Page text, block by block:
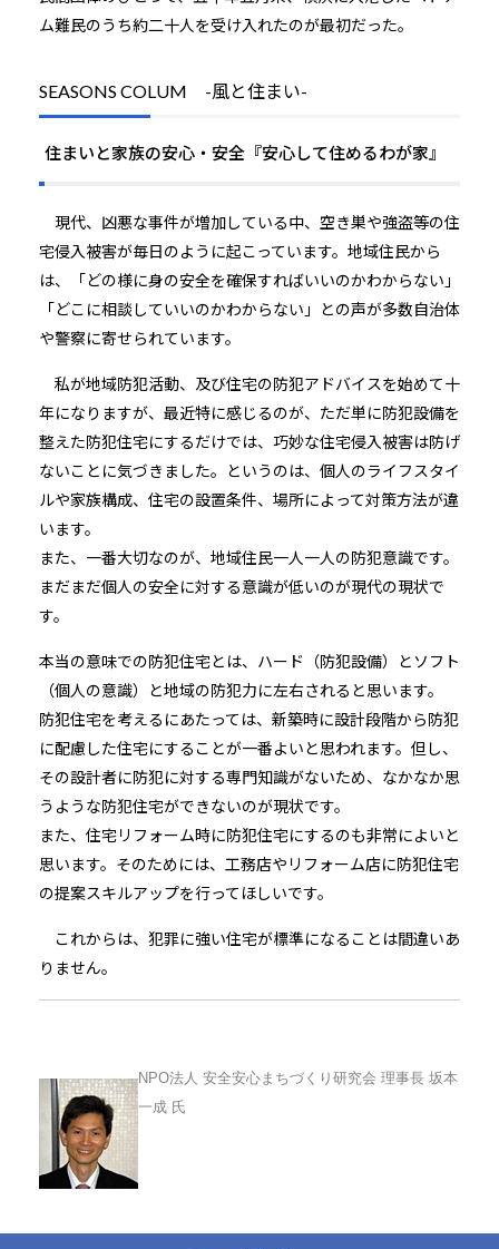
ム難民のうち約二十人を受け入れたのが最初だった。
SEASONS COLUM -風と住まい-
住まいと家族の安心・安全『安心して住めるわが家』
現代、凶悪な事件が増加している中、空き巣や強盗等の住
宅侵入被害が毎日のように起こっています。地域住民から
は、「どの様に身の安全を確保すればいいのかわからない」
「どこに相談していいのかわからない」との声が多数自治体
や警察に寄せられています。
私が地域防犯活動、及び住宅の防犯アドバイスを始めて十
年になりますが、最近特に感じるのが、ただ単に防犯設備を
整えた防犯住宅にするだけでは、巧妙な住宅侵入被害は防げ
ないことに気づきました。というのは、個人のライフスタイ
ルや家族構成、住宅の設置条件、場所によって対策方法が違
います。
また、一番大切なのが、地域住民一人一人の防犯意識です。
まだまだ個人の安全に対する意識が低いのが現代の現状で
す。
本当の意味での防犯住宅とは、ハード（防犯設備）とソフト
（個人の意識）と地域の防犯力に左右されると思います。
防犯住宅を考えるにあたっては、新築時に設計段階から防犯
に配慮した住宅にすることが一番よいと思われます。但し、
その設計者に防犯に対する専門知識がないため、なかなか思
うような防犯住宅ができないのが現状です。
また、住宅リフォーム時に防犯住宅にするのも非常によいと
思います。そのためには、工務店やリフォーム店に防犯住宅
の提案スキルアップを行ってほしいです。
これからは、犯罪に強い住宅が標準になることは間違いあ
りません。
NPO法人 安全安心まちづくり研究会 理事長 坂本
一成 氏